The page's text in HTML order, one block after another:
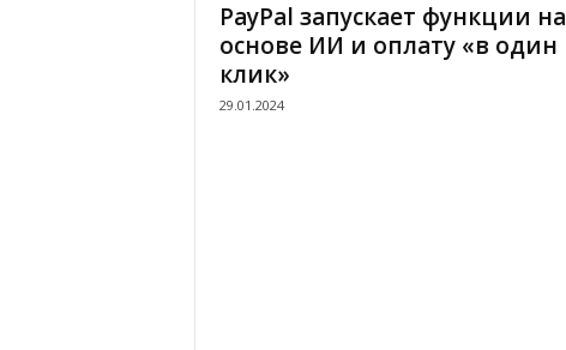
PayPal запускает функции на
основе ИИ и оплату «в один
клик»
29.01.2024